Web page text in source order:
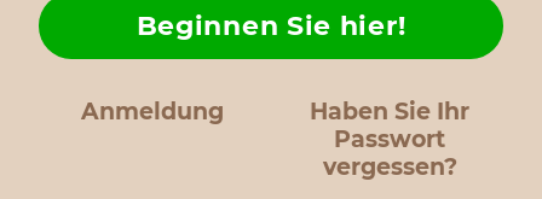
Anmeldung
Haben Sie Ihr
Passwort
vergessen?
Beginnen Sie hier!